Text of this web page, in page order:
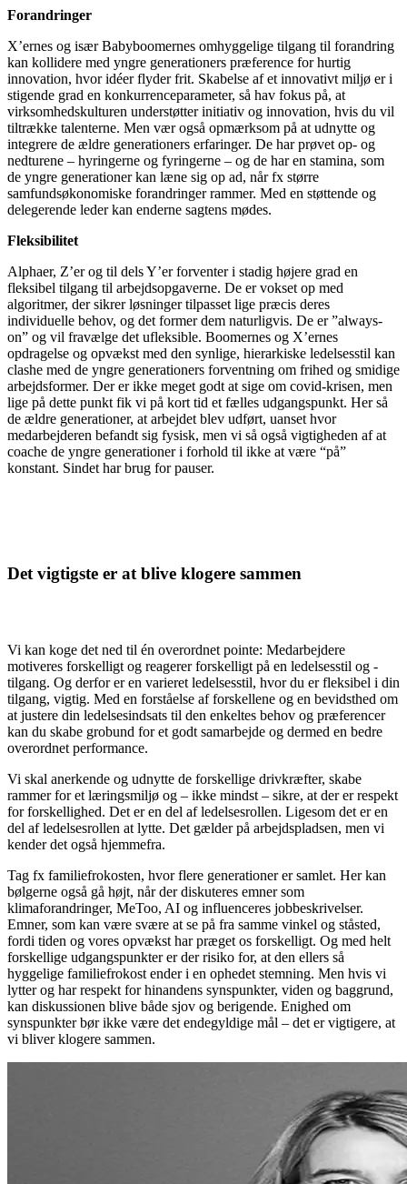
Forandringer
X’ernes og især Babyboomernes omhyggelige tilgang til forandring
kan kollidere med yngre generationers præference for hurtig
innovation, hvor idéer flyder frit. Skabelse af et innovativt miljø er i
stigende grad en konkurrenceparameter, så hav fokus på, at
virksomhedskulturen understøtter initiativ og innovation, hvis du vil
tiltrække talenterne. Men vær også opmærksom på at udnytte og
integrere de ældre generationers erfaringer. De har prøvet op- og
nedturene – hyringerne og fyringerne – og de har en stamina, som
de yngre generationer kan læne sig op ad, når fx større
samfundsøkonomiske forandringer rammer. Med en støttende og
delegerende leder kan enderne sagtens mødes.
Fleksibilitet
Alphaer, Z’er og til dels Y’er forventer i stadig højere grad en
fleksibel tilgang til arbejdsopgaverne. De er vokset op med
algoritmer, der sikrer løsninger tilpasset lige præcis deres
individuelle behov, og det former dem naturligvis. De er ”always-
on” og vil fravælge det ufleksible. Boomernes og X’ernes
opdragelse og opvækst med den synlige, hierarkiske ledelsesstil kan
clashe med de yngre generationers forventning om frihed og smidige
arbejdsformer. Der er ikke meget godt at sige om covid-krisen, men
lige på dette punkt fik vi på kort tid et fælles udgangspunkt. Her så
de ældre generationer, at arbejdet blev udført, uanset hvor
medarbejderen befandt sig fysisk, men vi så også vigtigheden af at
coache de yngre generationer i forhold til ikke at være “på”
konstant. Sindet har brug for pauser.
Det vigtigste er at blive klogere sammen
Vi kan koge det ned til én overordnet pointe: Medarbejdere
motiveres forskelligt og reagerer forskelligt på en ledelsesstil og -
tilgang. Og derfor er en varieret ledelsesstil, hvor du er fleksibel i din
tilgang, vigtig. Med en forståelse af forskellene og en bevidsthed om
at justere din ledelsesindsats til den enkeltes behov og præferencer
kan du skabe grobund for et godt samarbejde og dermed en bedre
overordnet performance.
Vi skal anerkende og udnytte de forskellige drivkræfter, skabe
rammer for et læringsmiljø og – ikke mindst – sikre, at der er respekt
for forskellighed. Det er en del af ledelsesrollen. Ligesom det er en
del af ledelsesrollen at lytte. Det gælder på arbejdspladsen, men vi
kender det også hjemmefra.
Tag fx familiefrokosten, hvor flere generationer er samlet. Her kan
bølgerne også gå højt, når der diskuteres emner som
klimaforandringer, MeToo, AI og influenceres jobbeskrivelser.
Emner, som kan være svære at se på fra samme vinkel og ståsted,
fordi tiden og vores opvækst har præget os forskelligt. Og med helt
forskellige udgangspunkter er der risiko for, at den ellers så
hyggelige familiefrokost ender i en ophedet stemning. Men hvis vi
lytter og har respekt for hinandens synspunkter, viden og baggrund,
kan diskussionen blive både sjov og berigende. Enighed om
synspunkter bør ikke være det endegyldige mål – det er vigtigere, at
vi bliver klogere sammen.